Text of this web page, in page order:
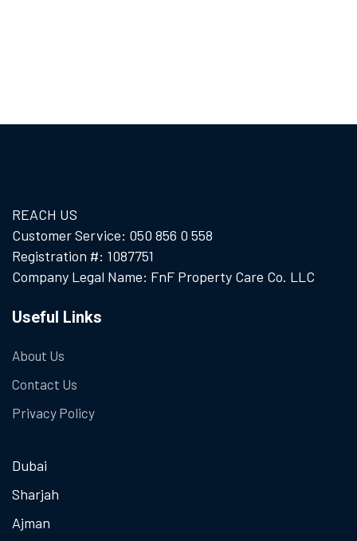
REACH US
Customer Service: 050 856 0 558
Registration #: 1087751
Company Legal Name: FnF Property Care Co. LLC
Useful Links
About Us
Contact Us
Privacy Policy
Dubai
Sharjah
Ajman